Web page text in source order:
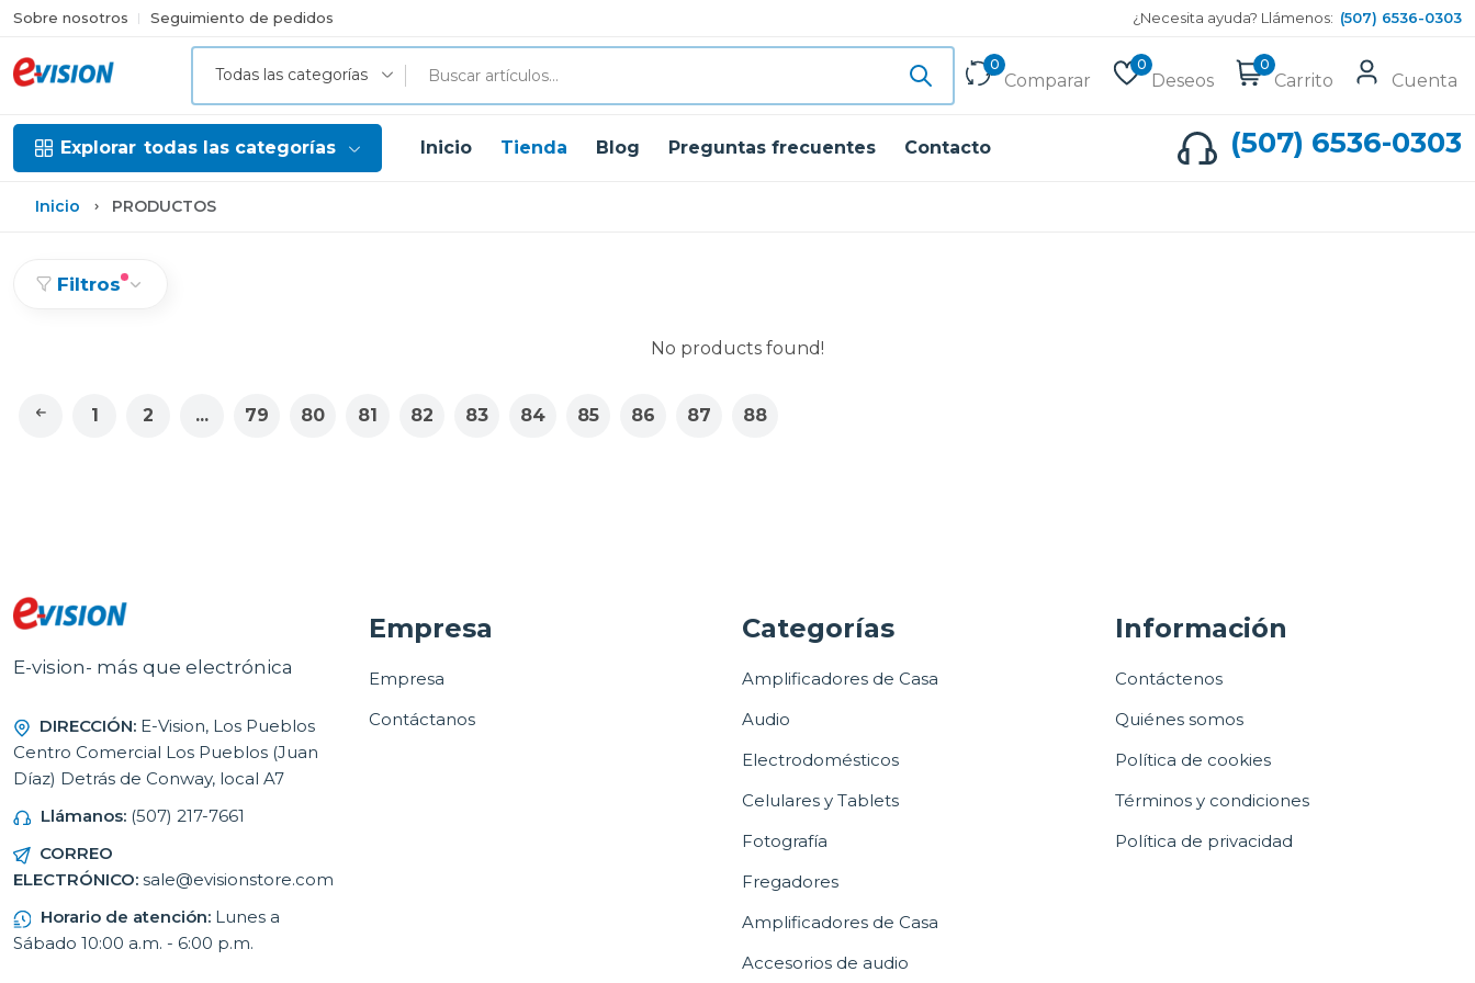
Sobre nosotros Seguimiento de pedidos ¿Necesita ayuda? Llámenos: (507) 6536-0303
Todas las categorías
0
Comparar
0
Deseos
0
Carrito Cuenta
Explorar todas las categorías Inicio Tienda Blog Preguntas frecuentes Contacto (507) 6536-0303
Inicio PRODUCTOS
Filtros
No products found!
1 2 ... 79 80 81 82 83 84 85 86 87 88
E-vision- más que electrónica
DIRECCIÓN: E-Vision, Los Pueblos
Centro Comercial Los Pueblos (Juan
Díaz) Detrás de Conway, local A7
Llámanos: (507) 217-7661
CORREO
ELECTRÓNICO: sale@evisionstore.com
Horario de atención: Lunes a
Sábado 10:00 a.m. - 6:00 p.m.
Empresa
Empresa
Contáctanos
Categorías
Amplificadores de Casa
Audio
Electrodomésticos
Celulares y Tablets
Fotografía
Fregadores
Amplificadores de Casa
Accesorios de audio
Información
Contáctenos
Quiénes somos
Política de cookies
Términos y condiciones
Política de privacidad